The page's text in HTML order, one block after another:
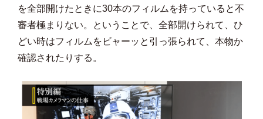
を全部開けたときに30本のフィルムを持っていると不
審者極まりない。ということで、全部開けられて、ひ
どい時はフィルムをビャーッと引っ張られて、本物か
確認されたりする。